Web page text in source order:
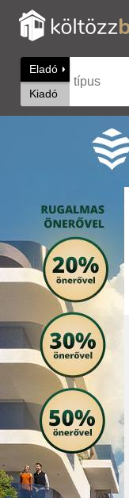
Eladó
Kiadó
típus